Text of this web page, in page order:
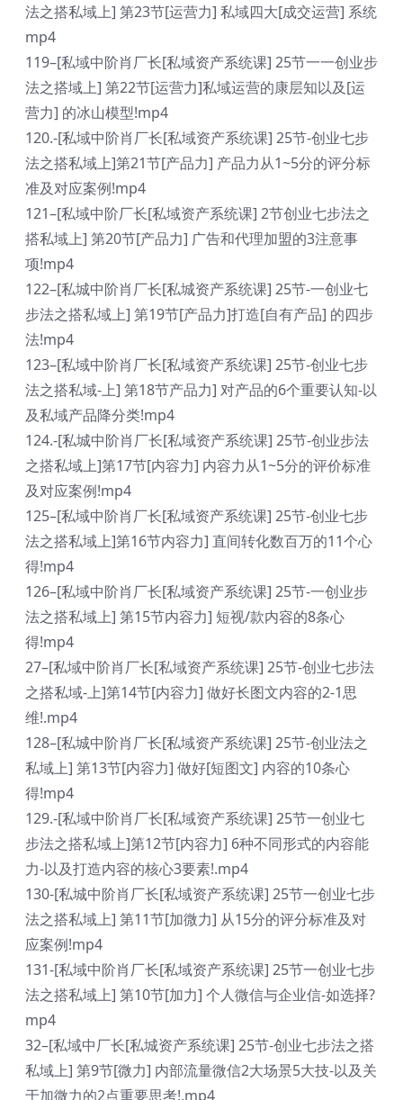
法之搭私域上] 第23节[运营力] 私域四大[成交运营] 系统
mp4
119–[私域中阶肖厂长[私域资产系统课] 25节一一创业步
法之搭域上] 第22节[运营力]私域运营的康层知以及[运
营力] 的冰山模型!mp4
120.-[私域中阶肖厂长[私域资产系统课] 25节-创业七步
法之搭私域上]第21节[产品力] 产品力从1~5分的评分标
准及对应案例!mp4
121–[私域中阶厂长[私域资产系统课] 2节创业七步法之
搭私域上] 第20节[产品力] 广告和代理加盟的3注意事
项!mp4
122–[私城中阶肖厂长[私城资产系统课] 25节-一创业七
步法之搭私域上] 第19节[产品力]打造[自有产品] 的四步
法!mp4
123–[私域中阶肖厂长[私域资产系统课] 25节-创业七步
法之搭私域-上] 第18节产品力] 对产品的6个重要认知-以
及私域产品降分类!mp4
124.-[私城中阶肖厂长[私域资产系统课] 25节-创业步法
之搭私域上]第17节[内容力] 内容力从1~5分的评价标准
及对应案例!mp4
125–[私域中阶肖厂长[私域资产系统课] 25节-创业七步
法之搭私域上]第16节内容力] 直间转化数百万的11个心
得!mp4
126–[私域中阶肖厂长[私域资产系统课] 25节-一创业步
法之搭私域上] 第15节内容力] 短视/款内容的8条心
得!mp4
27–[私域中阶肖厂长[私域资产系统课] 25节-创业七步法
之搭私域-上]第14节[内容力] 做好长图文内容的2-1思
维!.mp4
128–[私城中阶肖厂长[私域资产系统课] 25节-创业法之
私域上] 第13节[内容力] 做好[短图文] 内容的10条心
得!mp4
129.-[私域中阶肖厂长[私域资产系统课] 25节一创业七
步法之搭私域上]第12节[内容力] 6种不同形式的内容能
力-以及打造内容的核心3要素!.mp4
130-[私城中阶肖厂长[私域资产系统课] 25节一创业七步
法之搭私域上] 第11节[加微力] 从15分的评分标准及对
应案例!mp4
131-[私域中阶肖厂长[私域资产系统课] 25节一创业七步
法之搭私域上] 第10节[加力] 个人微信与企业信-如选择?
mp4
32–[私域中厂长[私城资产系统课] 25节-创业七步法之搭
私域上] 第9节[微力] 内部流量微信2大场景5大技-以及关
于加微力的2点重要思考!.mp4